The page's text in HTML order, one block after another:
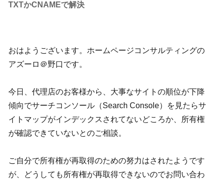
TXTかCNAMEで解決
おはようございます。ホームページコンサルティングの
アズーロ＠野口です。
今日、代理店のお客様から、大事なサイトの順位が下降
傾向でサーチコンソール（Search Console）を見たらサ
イトマップがインデックスされてないどころか、所有権
が確認できていないとのご相談。
ご自分で所有権が再取得のための努力はされたようです
が、どうしても所有権が再取得できないのでお問い合わ